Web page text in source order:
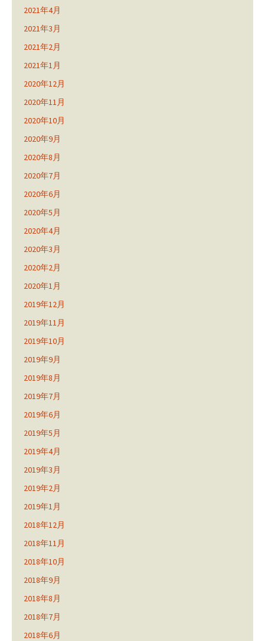
2021年4月
2021年3月
2021年2月
2021年1月
2020年12月
2020年11月
2020年10月
2020年9月
2020年8月
2020年7月
2020年6月
2020年5月
2020年4月
2020年3月
2020年2月
2020年1月
2019年12月
2019年11月
2019年10月
2019年9月
2019年8月
2019年7月
2019年6月
2019年5月
2019年4月
2019年3月
2019年2月
2019年1月
2018年12月
2018年11月
2018年10月
2018年9月
2018年8月
2018年7月
2018年6月